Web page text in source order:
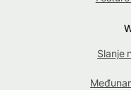
Slanje